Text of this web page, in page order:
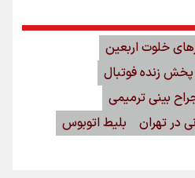
خلوت اربعین
پخش زنده فوتبال
بینی ترمیمی
در تهران
بلیط اتوبوس